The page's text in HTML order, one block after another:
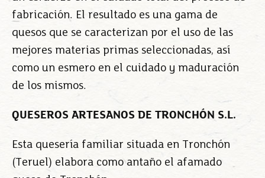
fabricación. El resultado es una gama de
quesos que se caracterizan por el uso de las
mejores materias primas seleccionadas, así
como un esmero en el cuidado y maduración
de los mismos.
QUESEROS ARTESANOS DE TRONCHÓN S.L.
Esta quesería familiar situada en Tronchón
(Teruel) elabora como antaño el afamado